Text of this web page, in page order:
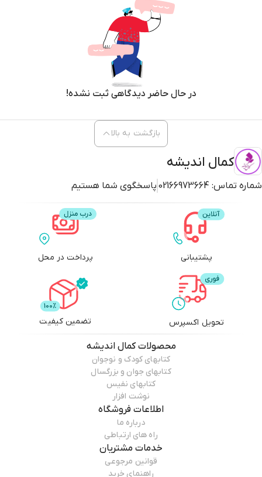
در حال حاضر دیدگاهی ثبت نشده!
کمال اندیشه
شماره تماس: 02166973664 پاسخگوی شما هستیم
بازگشت به بالا
پشتیبانی پرداخت در محل
تحویل اکسپرس تضمین کیفیت
محصولاتکمال اندیشه
کتابهای کودک و نوجوان
کتابهای جوان و بزرگسال
کتابهای نفیس
نوشت افزار
اطلاعات فروشگاه
درباره ما
راه های ارتباطی
خدمات مشتریان
قوانین مرجوعی
راهنمای خرید